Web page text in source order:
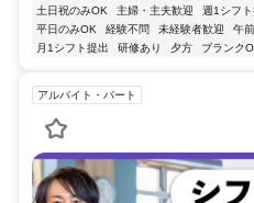
土日祝のみOK
主婦・主夫歓迎 週1シフト
平日のみOK
経験不問 未経験者歓迎 午前
月1シフト提出
研修あり 夕方 ブランク
アルバイト・パート